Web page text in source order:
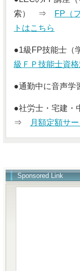
索） ⇒
FP（
トはこちら
●1級FP技能士
級ＦＰ技能士資
●通勤中に音声
●社労士・宅建
⇒
月額定額サ
Sponsored Link